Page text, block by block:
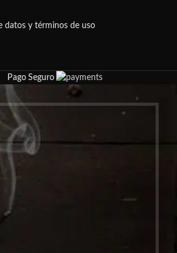
datos y términos de uso
Pago Seguro